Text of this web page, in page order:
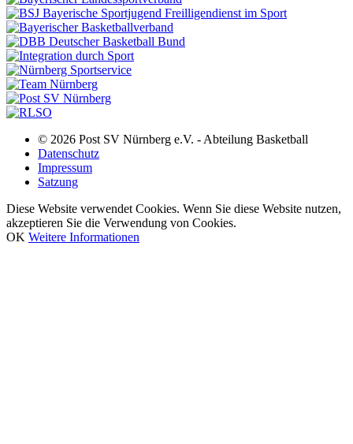
© 2026 Post SV Nürnberg e.V. - Abteilung Basketball
Datenschutz
Impressum
Satzung
Diese Website verwendet Cookies. Wenn Sie diese Website nutzen,
akzeptieren Sie die Verwendung von Cookies.
OK Weitere Informationen